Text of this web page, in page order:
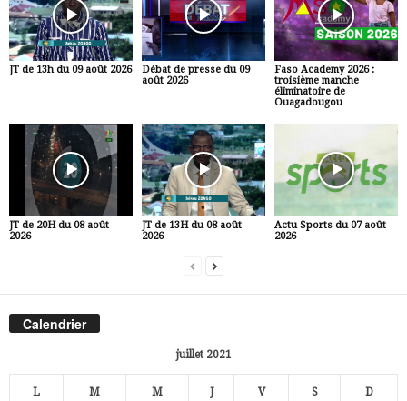
JT de 13h du 09 août 2026
Débat de presse du 09
août 2026
Faso Academy 2026 :
troisième manche
éliminatoire de
Ouagadougou
JT de 20H du 08 août
2026
JT de 13H du 08 août
2026
Actu Sports du 07 août
2026
Calendrier
juillet 2021
L M M J V S D